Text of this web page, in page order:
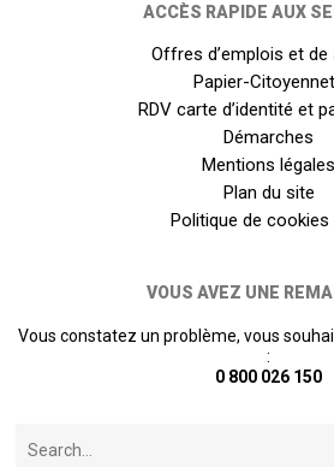
ACCÈS RAPIDE AUX
Offres d’emplois et de
Papier-
RDV carte d’identité et
Démarches
Mentions légales
Plan du site
Politique de cookies
VOUS AVEZ UNE
Vous constatez un problème, vous
:
0 800 026 150